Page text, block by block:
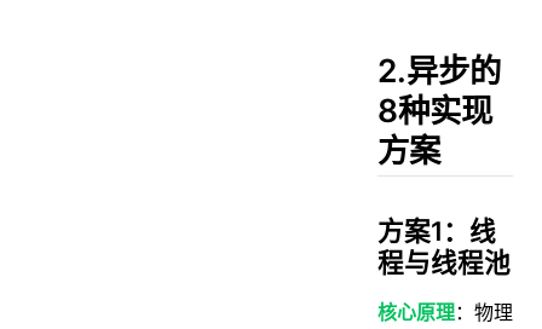
2.异步的
8种实现
方案
方案1：线
程与线程池
核心原理：物理